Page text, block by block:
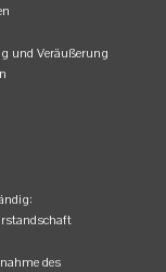
und Veräußerung
des